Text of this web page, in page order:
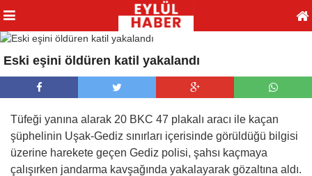
Eski eşini öldüren katil yakalandı
Tüfeği yanına alarak 20 BKC 47 plakalı aracı ile kaçan
şüphelinin Uşak-Gediz sınırları içerisinde görüldüğü bilgisi
üzerine harekete geçen Gediz polisi, şahsı kaçmaya
çalışırken jandarma kavşağında yakalayarak gözaltına aldı.